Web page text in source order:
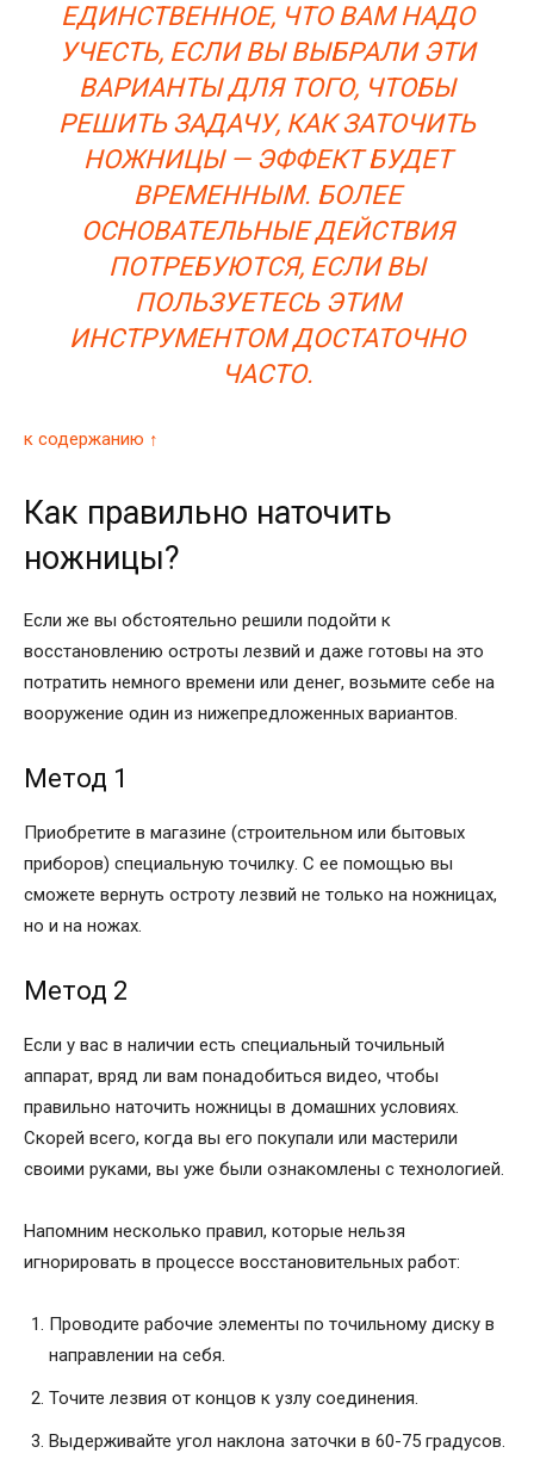
ЕДИНСТВЕННОЕ, ЧТО ВАМ НАДО
УЧЕСТЬ, ЕСЛИ ВЫ ВЫБРАЛИ ЭТИ
ВАРИАНТЫ ДЛЯ ТОГО, ЧТОБЫ
РЕШИТЬ ЗАДАЧУ, КАК ЗАТОЧИТЬ
НОЖНИЦЫ — ЭФФЕКТ БУДЕТ
ВРЕМЕННЫМ. БОЛЕЕ
ОСНОВАТЕЛЬНЫЕ ДЕЙСТВИЯ
ПОТРЕБУЮТСЯ, ЕСЛИ ВЫ
ПОЛЬЗУЕТЕСЬ ЭТИМ
ИНСТРУМЕНТОМ ДОСТАТОЧНО
ЧАСТО.
к содержанию ↑
Как правильно наточить
ножницы?
Если же вы обстоятельно решили подойти к
восстановлению остроты лезвий и даже готовы на это
потратить немного времени или денег, возьмите себе на
вооружение один из нижепредложенных вариантов.
Метод 1
Приобретите в магазине (строительном или бытовых
приборов) специальную точилку. С ее помощью вы
сможете вернуть остроту лезвий не только на ножницах,
но и на ножах.
Метод 2
Если у вас в наличии есть специальный точильный
аппарат, вряд ли вам понадобиться видео, чтобы
правильно наточить ножницы в домашних условиях.
Скорей всего, когда вы его покупали или мастерили
своими руками, вы уже были ознакомлены с технологией.
Напомним несколько правил, которые нельзя
игнорировать в процессе восстановительных работ:
Проводите рабочие элементы по точильному диску в
направлении на себя.
Точите лезвия от концов к узлу соединения.
Выдерживайте угол наклона заточки в 60-75 градусов.